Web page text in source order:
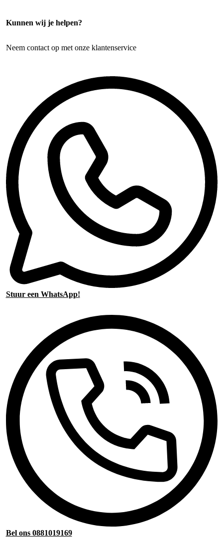
Kunnen wij je helpen?
Neem contact op met onze klantenservice
Stuur een WhatsApp!
Bel ons 0881019169